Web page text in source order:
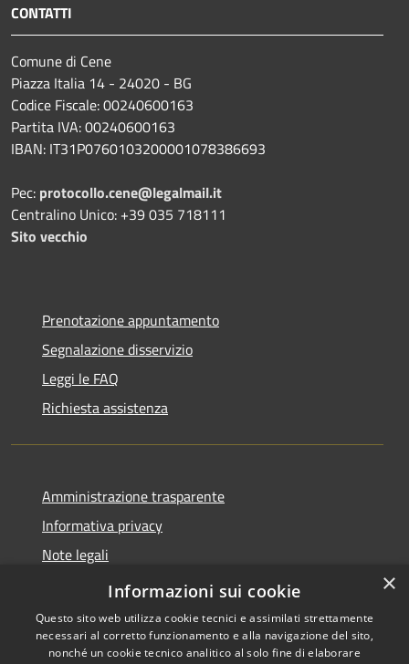
CONTATTI
Comune di Cene
Piazza Italia 14 - 24020 - BG
Codice Fiscale: 00240600163
Partita IVA: 00240600163
IBAN: IT31P0760103200001078386693
Pec: protocollo.cene@legalmail.it
Centralino Unico: +39 035 718111
Sito vecchio
Prenotazione appuntamento
Segnalazione disservizio
Leggi le FAQ
Richiesta assistenza
Amministrazione trasparente
Informativa privacy
Note legali
Dichiarazione di accessibilità
×
Informazioni sui cookie
Questo sito web utilizza cookie tecnici e assimilati strettamente
necessari al corretto funzionamento e alla navigazione del sito,
nonché un cookie tecnico analitico al solo fine di elaborare